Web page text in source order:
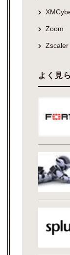
Zoom
Zscaler
よく見